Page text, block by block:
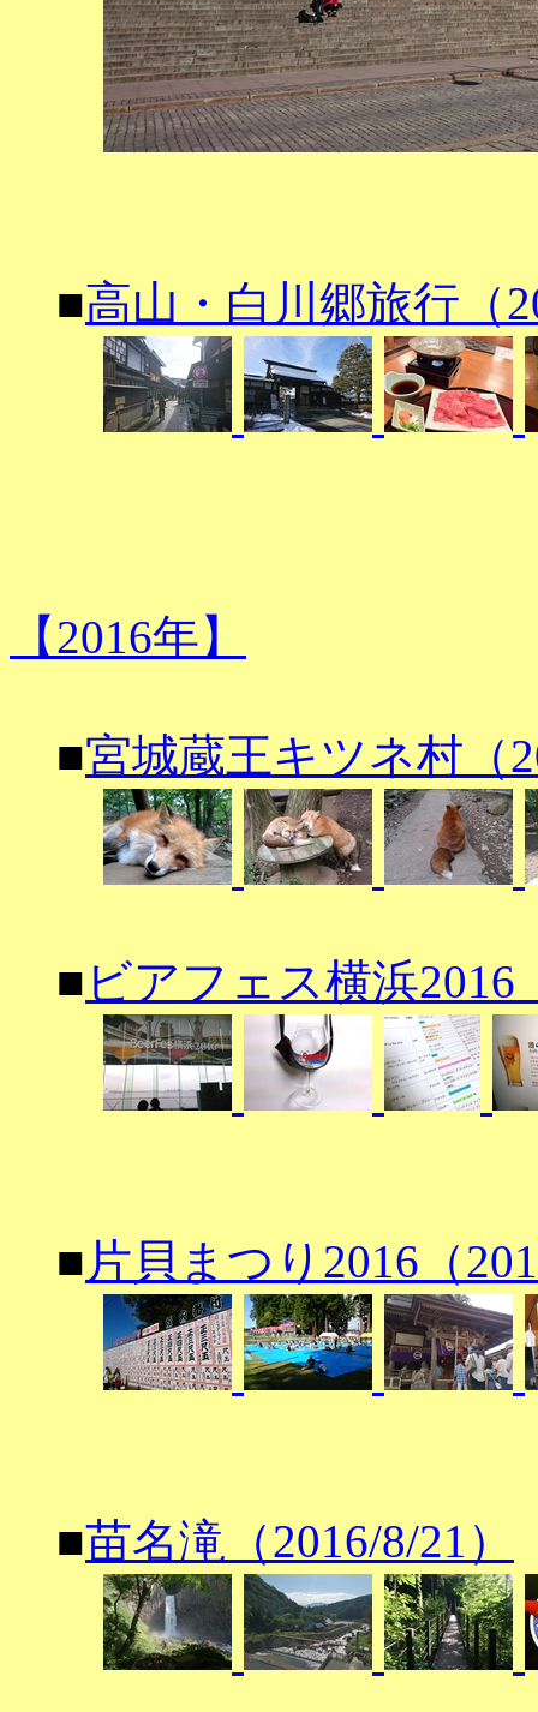
■高山・白川郷旅行（
【2016年】
■宮城蔵王キツネ村（
■ ビアフェス横浜2016
■片貝まつり2016（
■苗名滝（2016/8/21）